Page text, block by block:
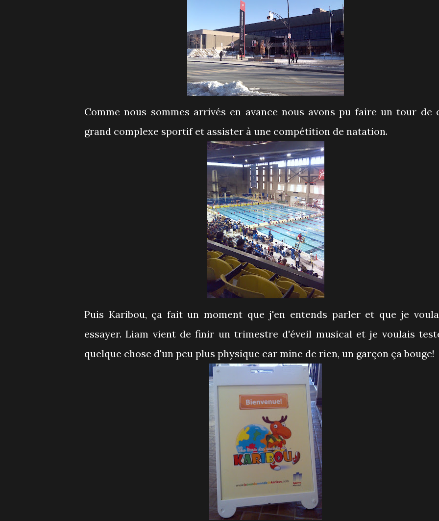
Comme nous sommes arrivés en avance nous avons pu faire un tour de
grand complexe sportif et assister à une compétition de natation.
Puis Karibou, ça fait un moment que j'en entends parler et que je
essayer. Liam vient de finir un trimestre d'éveil musical et je voulais
quelque chose d'un peu plus physique car mine de rien, un garçon ça bouge!